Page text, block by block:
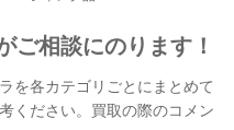
ご相談にのります！
を各カテゴリごとにまとめて
ください。買取の際のコメン